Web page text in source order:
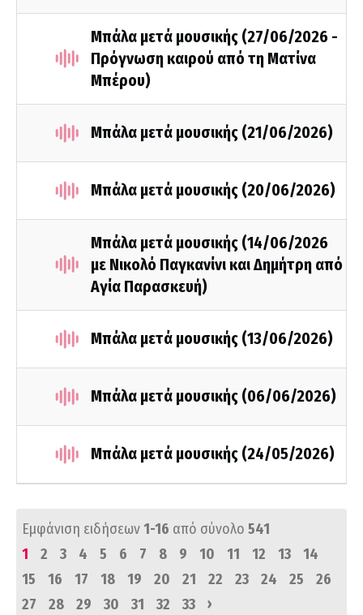
Μπάλα μετά μουσικής (27/06/2026 -
Πρόγνωση καιρού από τη Ματίνα
Μπέρου)
Μπάλα μετά μουσικής (21/06/2026)
Μπάλα μετά μουσικής (20/06/2026)
Μπάλα μετά μουσικής (14/06/2026
με Νικολό Παγκανίνι και Δημήτρη από
Αγία Παρασκευή)
Μπάλα μετά μουσικής (13/06/2026)
Μπάλα μετά μουσικής (06/06/2026)
Μπάλα μετά μουσικής (24/05/2026)
Εμφάνιση ειδήσεων1-16 από σύνολο 541
1
2 3 4 5 6 7 8 9 10 11 12 13
14
15
16 17 18 19 20 21 22 23 24 25
26
27
28 29 30 31 32 33 ›